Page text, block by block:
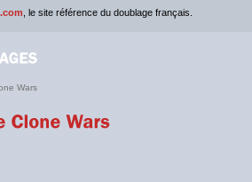
, le site référence du doublage français.
Wars